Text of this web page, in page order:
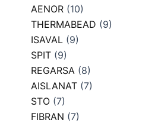
AENOR (10)
THERMABEAD (9)
ISAVAL (9)
SPIT (9)
REGARSA (8)
AISLANAT (7)
STO (7)
FIBRAN (7)